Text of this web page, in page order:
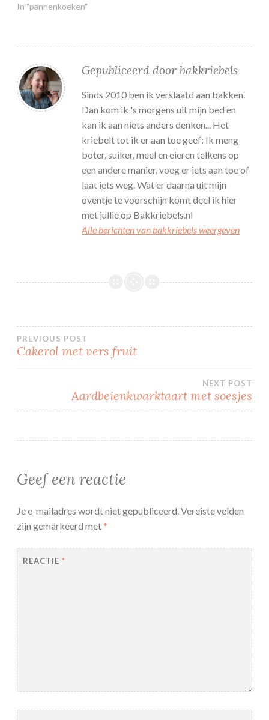
In "pannenkoeken"
Gepubliceerd door bakkriebels
Sinds 2010 ben ik verslaafd aan bakken.
Dan kom ik 's morgens uit mijn bed en
kan ik aan niets anders denken... Het
kriebelt tot ik er aan toe geef: Ik meng
boter, suiker, meel en eieren telkens op
een andere manier, voeg er iets aan toe of
laat iets weg. Wat er daarna uit mijn
oventje te voorschijn komt deel ik hier
met jullie op Bakkriebels.nl
Alle berichten van bakkriebels weergeven
Bericht
PREVIOUS POST
Cakerol met vers fruit
NEXT POST
Aardbeienkwarktaart met soesjes
Geef een reactie
Je e-mailadres wordt niet gepubliceerd. Vereiste velden
zijn gemarkeerd met*
REACTIE *